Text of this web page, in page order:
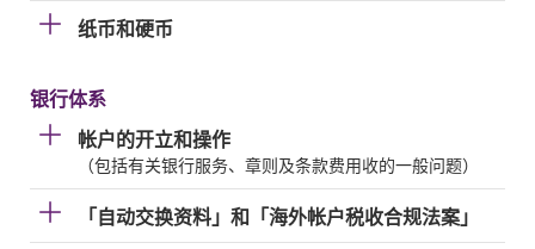
纸币和硬币
银行体系
帐户的开立和操作
（包括有关银行服务、章则及条款费用收的一般问题）
「自动交换资料」和「海外帐户税收合规法案」